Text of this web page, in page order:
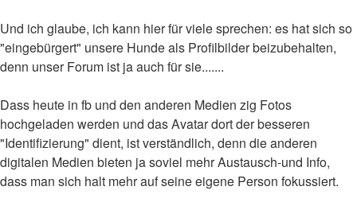
Und ich glaube, ich kann hier für viele sprechen: es hat sich so
"eingebürgert" unsere Hunde als Profilbilder beizubehalten,
denn unser Forum ist ja auch für sie.......
Dass heute in fb und den anderen Medien zig Fotos
hochgeladen werden und das Avatar dort der besseren
"Identifizierung" dient, ist verständlich, denn die anderen
digitalen Medien bieten ja soviel mehr Austausch-und Info,
dass man sich halt mehr auf seine eigene Person fokussiert.